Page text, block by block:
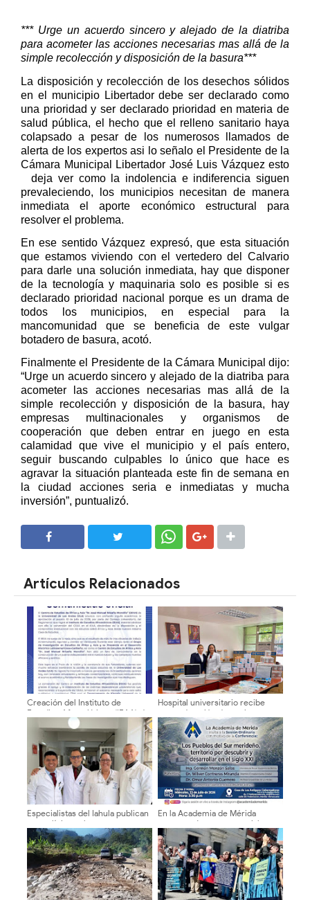
*** Urge un acuerdo sincero y alejado de la diatriba
para acometer las acciones necesarias mas allá de la
simple recolección y disposición de la basura***
La disposición y recolección de los desechos sólidos
en el municipio Libertador debe ser declarado como
una prioridad y ser declarado prioridad en materia de
salud pública, el hecho que el relleno sanitario haya
colapsado a pesar de los numerosos llamados de
alerta de los expertos asi lo señalo el Presidente de la
Cámara Municipal Libertador José Luis Vázquez esto
deja ver como la indolencia e indiferencia siguen
prevaleciendo, los municipios necesitan de manera
inmediata el aporte económico estructural para
resolver el problema.
En ese sentido Vázquez expresó, que esta situación
que estamos viviendo con el vertedero del Calvario
para darle una solución inmediata, hay que disponer
de la tecnología y maquinaria solo es posible si es
declarado prioridad nacional porque es un drama de
todos los municipios, en especial para la
mancomunidad que se beneficia de este vulgar
botadero de basura, acotó.
Finalmente el Presidente de la Cámara Municipal dijo:
“Urge un acuerdo sincero y alejado de la diatriba para
acometer las acciones necesarias mas allá de la
simple recolección y disposición de la basura, hay
empresas multinacionales y organismos de
cooperación que deben entrar en juego en esta
calamidad que vive el municipio y el país entero,
seguir buscando culpables lo único que hace es
agravar la situación planteada este fin de semana en
la ciudad acciones seria e inmediatas y mucha
inversión”, puntualizó.
Artículos Relacionados
Creación del Instituto de
Estudios Afroasiáticos (IEAA) de
la Universidad de Los Andes
(ULA)
Hospital universitario recibe
nueva dotación de equipos y
ayudas técnicas
Especialistas del Iahula publican
caso clínico sobre tumor
cerebral en bebé de cuatro
meses
En la Academia de Mérida
presentarán propuesta vial para
los pueblos del sur